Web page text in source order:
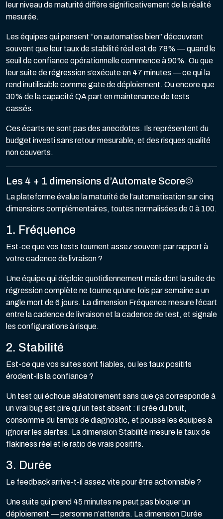
leur niveau de maturité diffère significativement de la réalité
mesurée.
Les équipes qui pensent “on automatise bien” découvrent
souvent que leur taux de stabilité réel est de 78% — quand le
seuil de confiance opérationnelle commence à 90%. Ou que
leur suite de régression s’exécute en 47 minutes — ce qui la
rend inutilisable comme gate de déploiement. Ou encore que
30% de la capacité QA part en maintenance de tests
cassés.
Ces écarts ne sont pas des anecdotes. Ils représentent du
budget investi sans retour mesurable, et des risques qualité
non couverts.
Les 4 + 1 dimensions d’Automate Score©
La plateforme évalue la maturité de l’automatisation sur cinq
dimensions complémentaires, toutes normalisées de 0 à 100.
1. Fréquence
Est-ce que vos tests tournent assez souvent par rapport à
votre cadence de livraison ?
Une équipe qui déploie quotidiennement mais dont la suite de
régression complète ne tourne qu’une fois par semaine a un
angle mort de 6 jours. La dimension Fréquence mesure l’écart
entre la cadence de livraison et la cadence de test, et signale
les configurations à risque.
2. Stabilité
Est-ce que vos suites sont fiables, ou les faux positifs
érodent-ils la confiance ?
Un test qui échoue aléatoirement sans que ça corresponde à
un vrai bug est pire qu’un test absent : il crée du bruit,
consomme du temps de diagnostic, et pousse les équipes à
ignorer les alertes. La dimension Stabilité mesure le taux de
flakiness réel et le ratio de vrais positifs.
3. Durée
Le feedback arrive-t-il assez vite pour être actionnable ?
Une suite qui prend 45 minutes ne peut pas bloquer un
déploiement — personne n’attendra. La dimension Durée